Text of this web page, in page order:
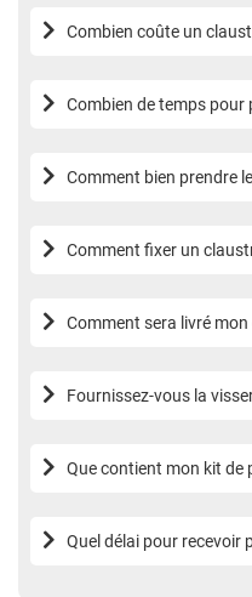
Combien coûte un
Combien de temps pour
Comment bien prendre les mesures pour mon claustra
Comment fixer un
Comment sera livré
Fournissez-vous la
Que contient mon kit de
Quel délai pour recevoir